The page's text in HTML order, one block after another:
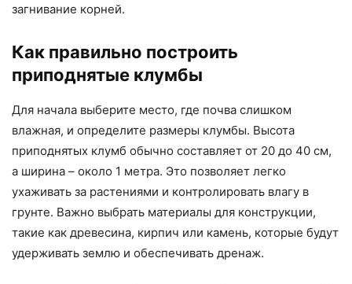
загнивание корней.
Как правильно построить
приподнятые клумбы
Для начала выберите место, где почва слишком
влажная, и определите размеры клумбы. Высота
приподнятых клумб обычно составляет от 20 до 40 см,
а ширина – около 1 метра. Это позволяет легко
ухаживать за растениями и контролировать влагу в
грунте. Важно выбрать материалы для конструкции,
такие как древесина, кирпич или камень, которые будут
удерживать землю и обеспечивать дренаж.